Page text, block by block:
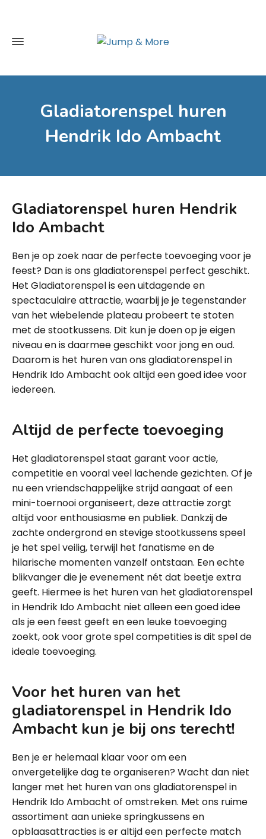
Gladiatorenspel huren
Hendrik Ido Ambacht
Gladiatorenspel huren Hendrik
Ido Ambacht
Ben je op zoek naar de perfecte toevoeging voor je
feest? Dan is ons gladiatorenspel perfect geschikt.
Het Gladiatorenspel is een uitdagende en
spectaculaire attractie, waarbij je je tegenstander
van het wiebelende plateau probeert te stoten
met de stootkussens. Dit kun je doen op je eigen
niveau en is daarmee geschikt voor jong en oud.
Daarom is het huren van ons gladiatorenspel in
Hendrik Ido Ambacht ook altijd een goed idee voor
iedereen.
Altijd de perfecte toevoeging
Het gladiatorenspel staat garant voor actie,
competitie en vooral veel lachende gezichten. Of je
nu een vriendschappelijke strijd aangaat of een
mini-toernooi organiseert, deze attractie zorgt
altijd voor enthousiasme en publiek. Dankzij de
zachte ondergrond en stevige stootkussens speel
je het spel veilig, terwijl het fanatisme en de
hilarische momenten vanzelf ontstaan. Een echte
blikvanger die je evenement nét dat beetje extra
geeft. Hiermee is het huren van het gladiatorenspel
in Hendrik Ido Ambacht niet alleen een goed idee
als je een feest geeft en een leuke toevoeging
zoekt, ook voor grote spel competities is dit spel de
ideale toevoeging.
Voor het huren van het
gladiatorenspel in Hendrik Ido
Ambacht kun je bij ons terecht!
Ben je er helemaal klaar voor om een
onvergetelijke dag te organiseren? Wacht dan niet
langer met het huren van ons gladiatorenspel in
Hendrik Ido Ambacht of omstreken. Met ons ruime
assortiment aan unieke springkussens en
opblaasattracties is er altijd een perfecte match